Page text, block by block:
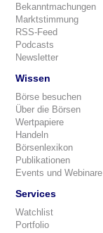
Bekanntmachungen
Marktstimmung
RSS-Feed
Podcasts
Newsletter
Wissen
Börse besuchen
Über die Börsen
Wertpapiere
Handeln
Börsenlexikon
Publikationen
Events und Webinare
Services
Watchlist
Portfolio